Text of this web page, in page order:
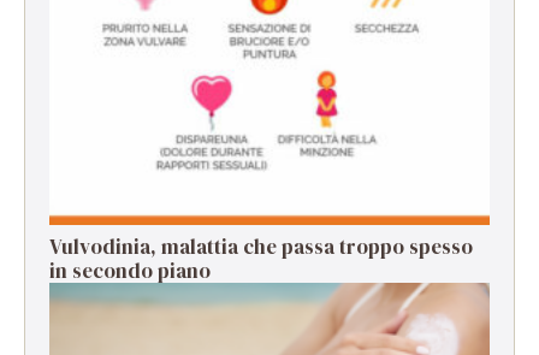
Vulvodinia, malattia che passa troppo spesso
in secondo piano